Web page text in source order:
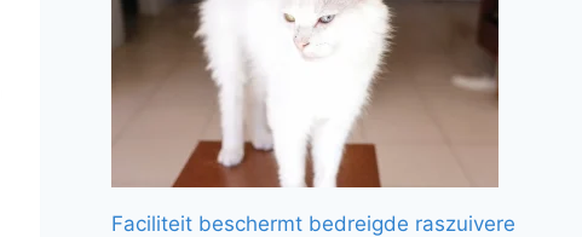
Faciliteit beschermt bedreigde raszuivere